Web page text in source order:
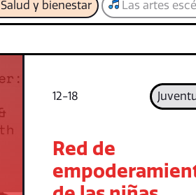
Salud y bienestar Las artes
12-18
Red de